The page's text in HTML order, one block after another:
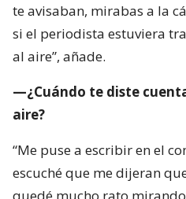
te avisaban, mirabas a la
si el periodista estuviera
al aire”, añade.
—¿Cuándo te diste
aire?
“Me puse a escribir en el
escuché que me dijeran
quedé mucho rato